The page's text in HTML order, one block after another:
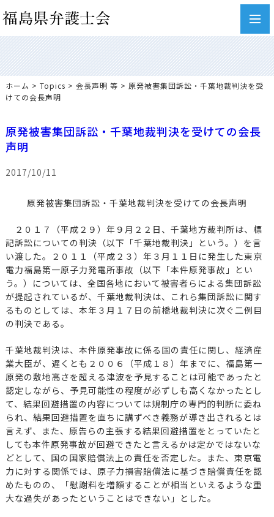
ホーム > Topics > 会長声明 等 > 原発被害集団訴訟・千葉地裁判決を受
けての会長声明
原発被害集団訴訟・千葉地裁判決を受けての会長
声明
2017/10/11
原発被害集団訴訟・千葉地裁判決を受けての会長声明
２０１７（平成２９）年９月２２日、千葉地方裁判所は、標
記訴訟についての判決（以下「千葉地裁判決」という。）を言
い渡した。２０１１（平成２３）年３月１１日に発生した東京
電力福島第一原子力発電所事故（以下「本件原発事故」とい
う。）については、全国各地において被害者らによる集団訴訟
が提起されているが、千葉地裁判決は、これら集団訴訟に関す
るものとしては、本年３月１７日の前橋地裁判決に次ぐ二例目
の判決である。
千葉地裁判決は、本件原発事故に係る国の責任に関し、経済産
業大臣が、遅くとも２００６（平成１８）年までに、福島第一
原発の敷地高さを超える津波を予見することは可能であったと
認定しながら、予見可能性の程度が必ずしも高くなかったとし
て、結果回避措置の内容については規制庁の専門的判断に委ね
られ、結果回避措置を直ちに講ずべき義務が導き出されるとは
言えず、また、原告らの主張する結果回避措置をとっていたと
しても本件原発事故が回避できたと言えるかは定かではないな
どとして、国の国家賠償法上の責任を否定した。また、東京電
力に対する関係では、原子力損害賠償法に基づき賠償責任を認
めたものの、「慰謝料を増額することが相当といえるような重
大な過失があったということはできない」とした。